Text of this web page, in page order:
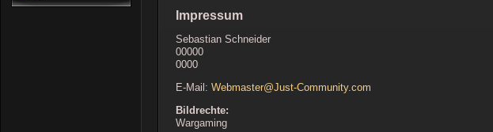
Impressum
Sebastian Schneider
00000
0000
E-Mail: Webmaster@Just-Community.com
Bildrechte:
Wargaming